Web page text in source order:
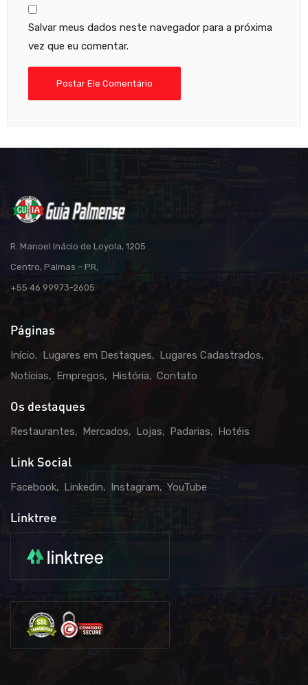
Salvar meus dados neste navegador para a próxima
vez que eu comentar.
R. Manoel Inácio de Loyola, 1205
Centro, Palmas – PR,
+55 46 99973-2605
Páginas
Início Lugares em Destaques
Lugares Cadastrados
Notícias
Empregos História Contato
Os destaques
Restaurantes Mercados Lojas Padarias Hotéis
Link Social
Facebook Linkedin Instagram YouTube
Linktree